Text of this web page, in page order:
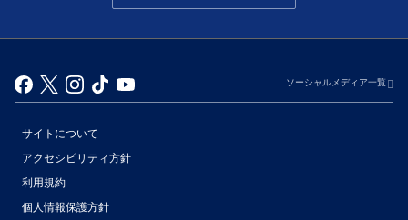
ソーシャルメディア一覧
サイトについて
アクセシビリティ方針
利用規約
個人情報保護方針